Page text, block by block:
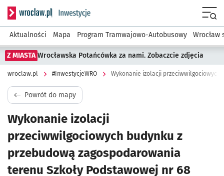
Serwis informacyjny wroclaw.pl podserwis:
Aktualności Mapa Program Tramwajowo-Autobusowy Wrocław
Z MIASTA Wrocławska Potańcówka za nami. Zobaczcie zdjęcia
wroclaw.pl #InwestycjeWRO
Powrót do mapy
Wykonanie izolacji
przeciwwilgociowych budynku z
przebudową zagospodarowania
terenu Szkoły Podstawowej nr 68